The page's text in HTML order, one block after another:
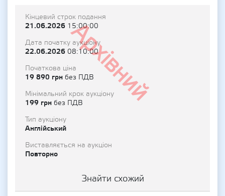
Архівний
Кінцевий строк подання
21.06.2026 15:00:00
Дата початку аукціону
22.06.2026 08:10:00
Початкова ціна
19 890 грн без ПДВ
Мінімальний крок аукціону
199 грн без ПДВ
Тип аукціону
Англійський
Виставляється на аукціон
Повторно
Знайти схожий